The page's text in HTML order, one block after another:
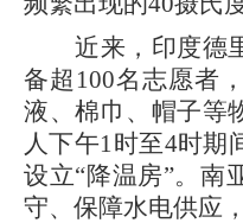
近来，印度德里
备超100名志愿者
液、棉巾、帽子等
人下午1时至4时期
设立“降温房”。南
守、保障水电供应